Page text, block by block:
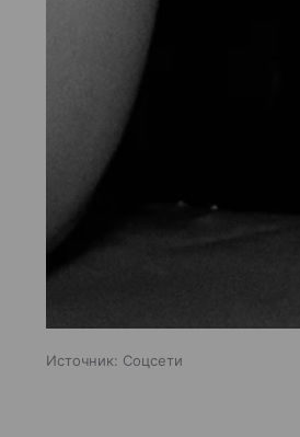
Источник: Соцсети